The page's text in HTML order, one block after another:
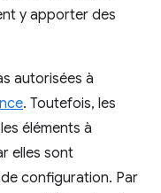
y apporter des
autorisées à
. Toutefois, les
éléments à
elles sont
configuration. Par